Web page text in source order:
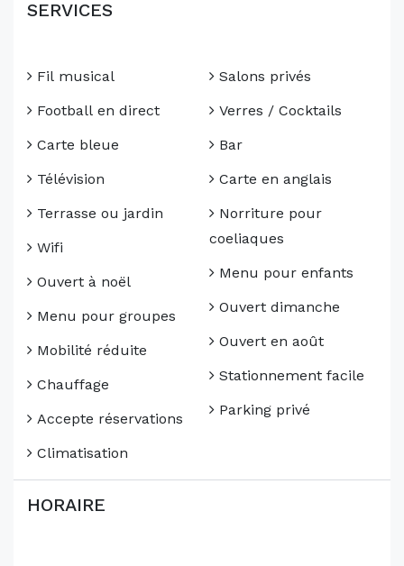
SERVICES
Fil musical
Football en direct
Carte bleue
Télévision
Terrasse ou jardin
Wifi
Ouvert à noël
Menu pour groupes
Mobilité réduite
Chauffage
Accepte réservations
Climatisation
Salons privés
Verres / Cocktails
Bar
Carte en anglais
Norriture pour
coeliaques
Menu pour enfants
Ouvert dimanche
Ouvert en août
Stationnement facile
Parking privé
HORAIRE